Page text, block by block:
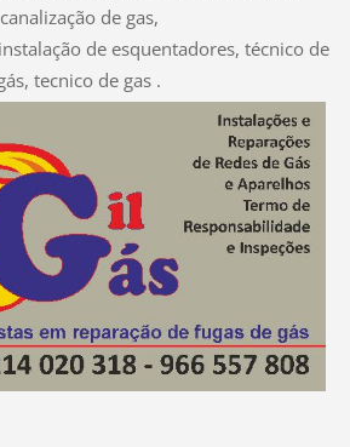
canalização de gas,
de esquentadores, técnico de
tecnico de gas .